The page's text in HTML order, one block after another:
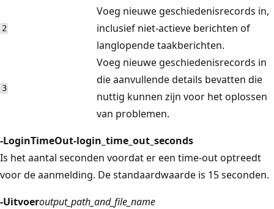
2
Voeg nieuwe geschiedenisrecords in,
inclusief niet-actieve berichten of
langlopende taakberichten.
3
Voeg nieuwe geschiedenisrecords in
die aanvullende details bevatten die
nuttig kunnen zijn voor het oplossen
van problemen.
-LoginTimeOut-login_time_out_seconds
Is het aantal seconden voordat er een time-out optreedt
voor de aanmelding. De standaardwaarde is 15 seconden.
-Uitvoeroutput_path_and_file_name